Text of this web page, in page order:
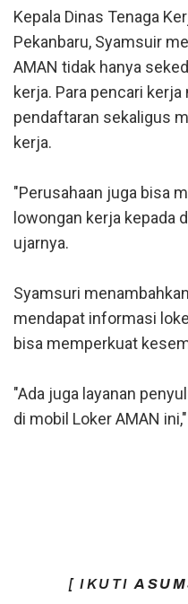
Kepala Dinas Tenaga
Pekanbaru, Syamsuir
AMAN tidak hanya
kerja. Para pencari
pendaftaran sekaligus
kerja.
"Perusahaan juga bisa
lowongan kerja kepada
ujarnya.
Syamsuri
mendapat informasi
bisa memperkuat
"Ada juga layanan
di mobil Loker AMAN
[ IKUTI